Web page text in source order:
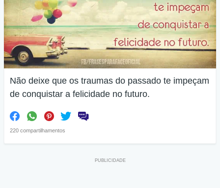
Não deixe que os traumas do passado te impeçam
de conquistar a felicidade no futuro.
220 compartilhamentos